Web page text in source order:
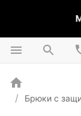
Брюки с